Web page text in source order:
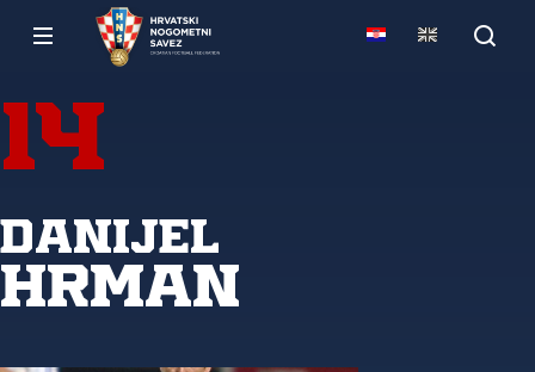
14
Danijel
Hrman